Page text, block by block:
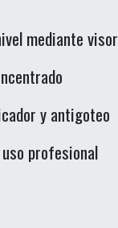
mediante visor
y antigoteo
profesional